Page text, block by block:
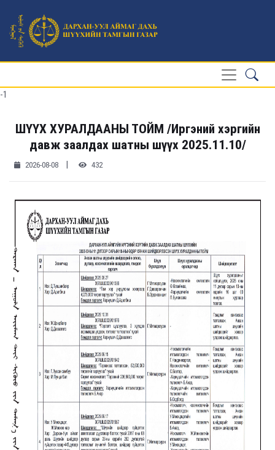
-1
ШҮҮХ ХУРАЛДААНЫ ТОЙМ /Иргэний хэргийн
давж заалдах шатны шүүх 2025.11.10/
2026-08-08 | 432